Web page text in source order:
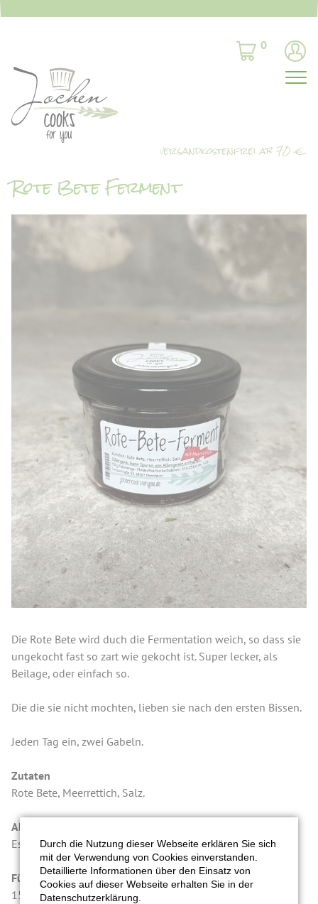
0
Rote Bete Ferment
Die Rote Bete wird duch die Fermentation weich, so dass sie
ungekocht fast so zart wie gekocht ist. Super lecker, als
Beilage, oder einfach so.
Die die sie nicht mochten, lieben sie nach den ersten Bissen.
Jeden Tag ein, zwei Gabeln.
Zutaten
Rote Bete, Meerrettich, Salz.
Allergene
Es können Spuren von Allergenen enthalten sein.
Füllmenge in Gramm
150 g
Durch die Nutzung dieser Webseite erklären Sie sich
mit der Verwendung von Cookies einverstanden.
Detaillierte Informationen über den Einsatz von
Cookies auf dieser Webseite erhalten Sie in der
Datenschutzerklärung.